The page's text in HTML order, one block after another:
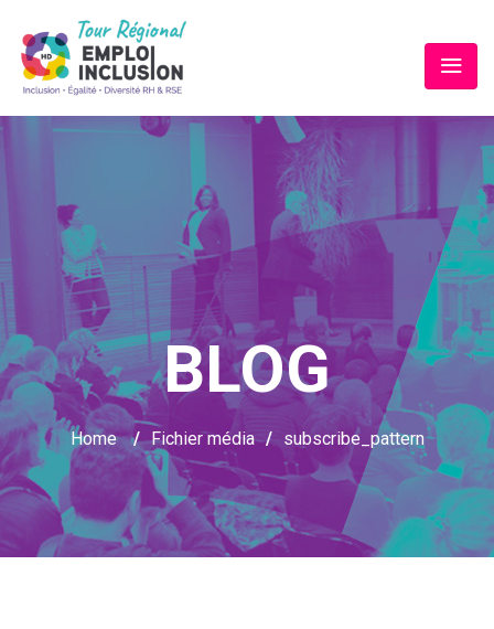
BLOG
Home / Fichier média / subscribe_pattern